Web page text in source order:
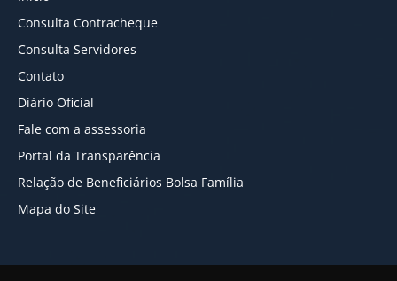
Consulta Contracheque
Consulta Servidores
Contato
Diário Oficial
Fale com a assessoria
Portal da Transparência
Relação de Beneficiários Bolsa Família
Mapa do Site